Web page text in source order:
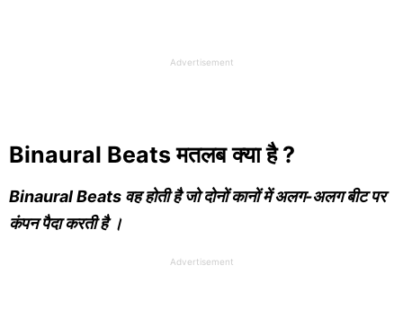
Advertisement
Binaural Beats मतलब क्या है ?
Binaural Beats वह होती है जो दोनों कानों में अलग-अलग बीट पर
कंपन पैदा करती है ।
Advertisement